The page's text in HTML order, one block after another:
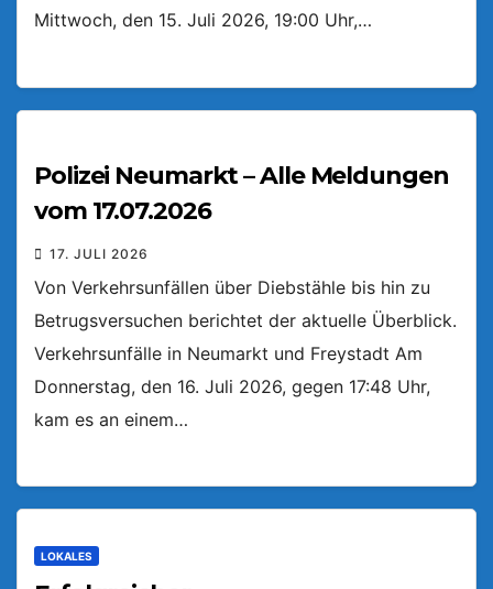
Mittwoch, den 15. Juli 2026, 19:00 Uhr,…
Polizei Neumarkt – Alle Meldungen
vom 17.07.2026
17. JULI 2026
Von Verkehrsunfällen über Diebstähle bis hin zu
Betrugsversuchen berichtet der aktuelle Überblick.
Verkehrsunfälle in Neumarkt und Freystadt Am
Donnerstag, den 16. Juli 2026, gegen 17:48 Uhr,
kam es an einem…
LOKALES